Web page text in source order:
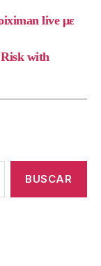
live με
with